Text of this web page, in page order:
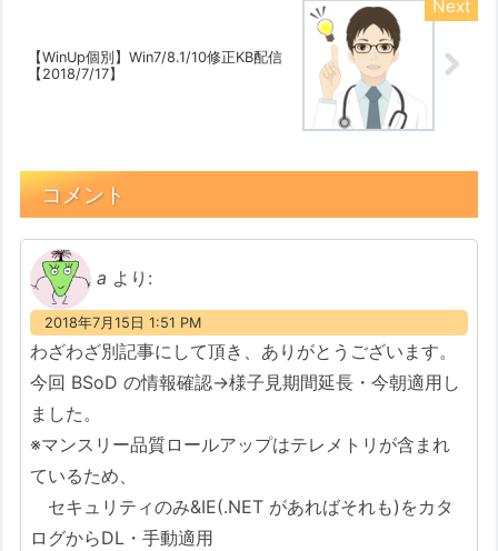
【WinUp個別】Win7/8.1/10修正KB配信
【2018/7/17】
コメント
a より:
2018年7月15日 1:51 PM
わざわざ別記事にして頂き、ありがとうございます。
今回 BSoD の情報確認→様子見期間延長・今朝適用し
ました。
※マンスリー品質ロールアップはテレメトリが含まれ
ているため、
セキュリティのみ&IE(.NET があればそれも)をカタ
ログからDL・手動適用